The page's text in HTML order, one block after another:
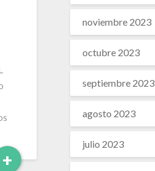
+Leer
noviembre 2023
octubre 2023
septiembre 2023
agosto 2023
julio 2023